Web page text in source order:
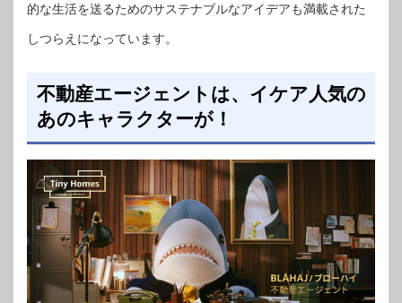
的な生活を送るためのサステナブルなアイデアも満載された
しつらえになっています。
不動産エージェントは、イケア人気の
あのキャラクターが！